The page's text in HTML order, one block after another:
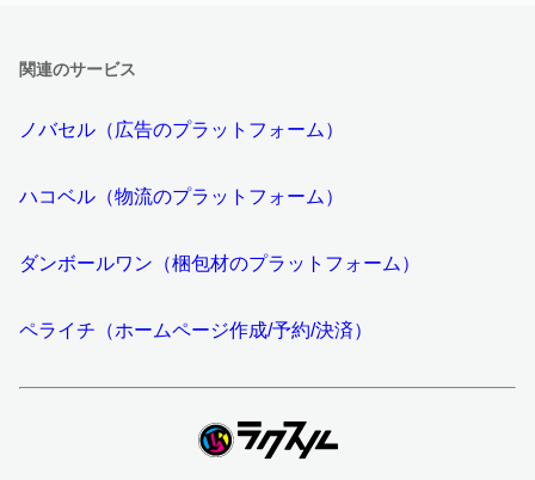
関連のサービス
ノバセル（広告のプラットフォーム）
ハコベル（物流のプラットフォーム）
ダンボールワン（梱包材のプラットフォーム）
ペライチ（ホームページ作成/予約/決済）